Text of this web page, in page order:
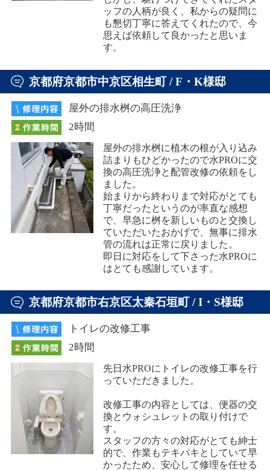
ッフの人柄が良く、私からの疑問に
も懇切丁寧に答えてくれたので、今
思えば依頼して良かったと思いま
す。
京都府京都市中京区相生町 / F・K様邸
屋外の排水桝の高圧洗浄
2時間
屋外の排水桝に植木の根が入り込み
詰まりもひどかったので水PROに交
換の高圧洗浄と配管改修の依頼をし
ました。
始まりから終わりまで対応がとても
丁寧だったというのが率直な感想
で、早急に桝を新しいものと交換し
ていただいたおかげで、無事に排水
管の流れは正常に戻りました。
即日に対応をして下さった水PROに
はとても感謝しています。
京都府京都市右京区太秦石垣町 / I・S様邸
トイレの改修工事
2時間
先日水PROにトイレの改修工事を行
っていただきました。
改修工事の内容としては、便器の交
換とウォシュレットの取り付けで
す。
スタッフの方々の対応がとても紳士
的で、作業もテキパキとしていて早
かったため、安心して修理を任せる